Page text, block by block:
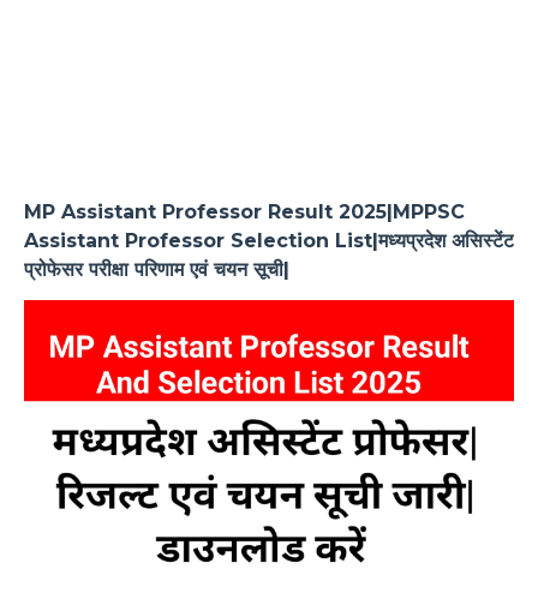
MP Assistant Professor Result 2025|MPPSC
Assistant Professor Selection List|मध्यप्रदेश असिस्टेंट
प्रोफेसर परीक्षा परिणाम एवं चयन सूची|